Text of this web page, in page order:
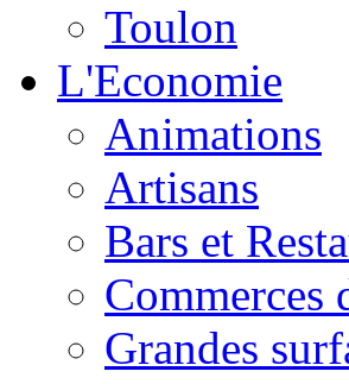
Toulon
L'Economie
Animations
Artisans
Bars et
Commerces
Grandes